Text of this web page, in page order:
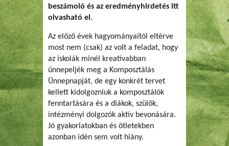
beszámoló és az eredményhirdetés itt
olvasható el.
Az előző évek hagyományaitól eltérve
most nem (csak) az volt a feladat, hogy
az iskolák minél kreatívabban
ünnepeljék meg a Komposztálás
Ünnepnapját, de egy konkrét tervet
kellett kidolgozniuk a komposztálók
fenntartására és a diákok, szülők,
intézményi dolgozók aktív bevonására.
Jó gyakorlatokban és ötletekben
azonban idén sem volt hiány.